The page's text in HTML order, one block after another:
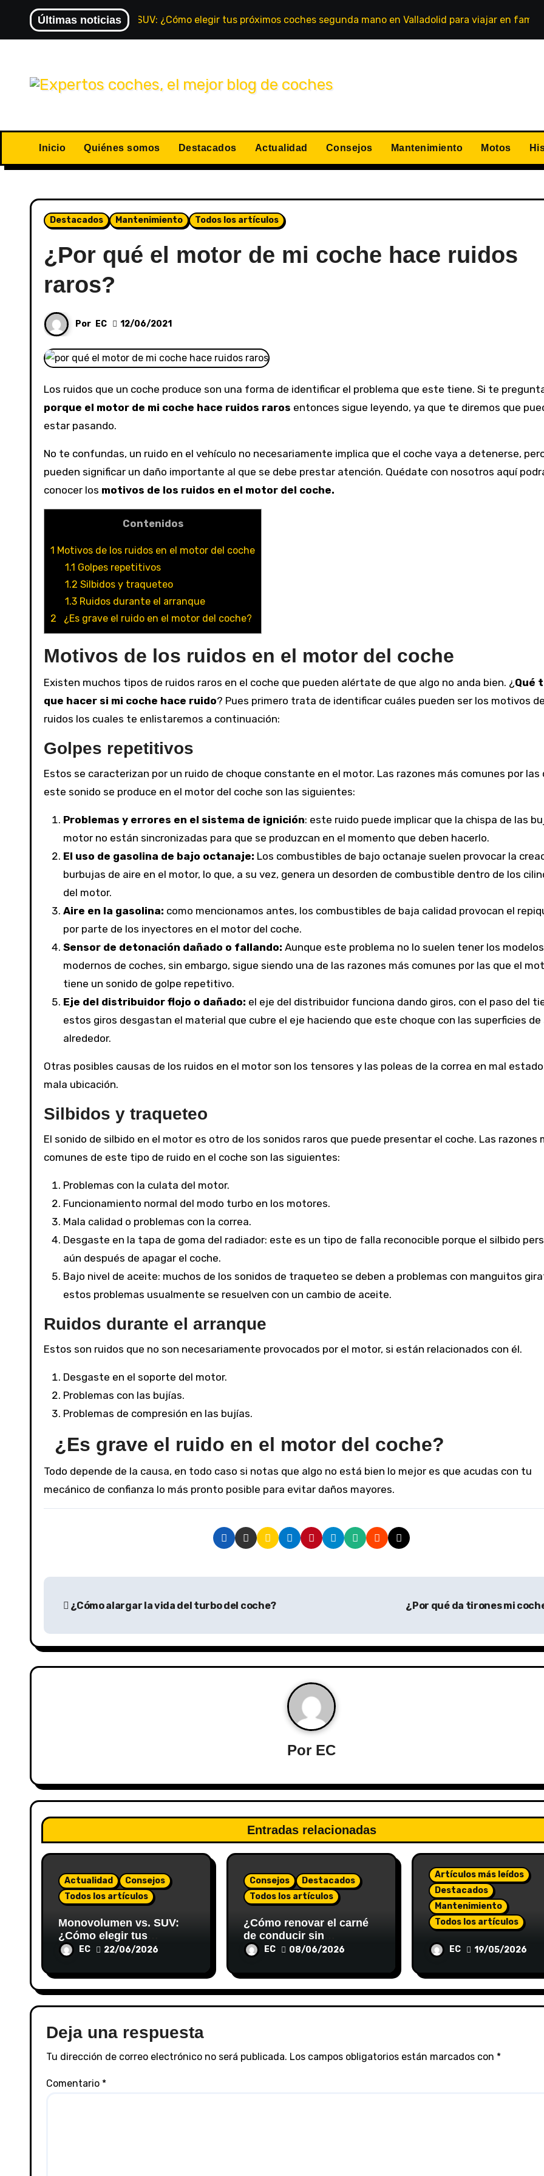
Últimas noticias
Monovolumen vs. SUV: ¿Cómo elegir tus próximos coches segunda mano en Valladolid para viajar en
Inicio Quiénes somos Destacados Actualidad Consejos Mantenimiento Motos
Destacados Mantenimiento Todos los artículos
¿Por qué el motor de mi coche hace ruidos
raros?
Por EC 12/06/2021
Los ruidos que un coche produce son una forma de identificar el problema que este tiene. Si te
porque el motor de mi coche hace ruidos raros entonces sigue leyendo, ya que te diremos que
estar pasando.
No te confundas, un ruido en el vehículo no necesariamente implica que el coche vaya a detenerse,
pueden significar un daño importante al que se debe prestar atención. Quédate con nosotros aquí
conocer los motivos de los ruidos en el motor del coche.
Contenidos
1 Motivos de los ruidos en el motor del coche
1.1 Golpes repetitivos
1.2 Silbidos y traqueteo
1.3 Ruidos durante el arranque
2 ¿Es grave el ruido en el motor del coche?
Motivos de los ruidos en el motor del coche
Existen muchos tipos de ruidos raros en el coche que pueden alértate de que algo no anda bien. ¿Qué
que hacer si mi coche hace ruido? Pues primero trata de identificar cuáles pueden ser los motivos
ruidos los cuales te enlistaremos a continuación:
Golpes repetitivos
Estos se caracterizan por un ruido de choque constante en el motor. Las razones más comunes por las
este sonido se produce en el motor del coche son las siguientes:
Problemas y errores en el sistema de ignición: este ruido puede implicar que la chispa de las
motor no están sincronizadas para que se produzcan en el momento que deben hacerlo.
El uso de gasolina de bajo octanaje: Los combustibles de bajo octanaje suelen provocar la
burbujas de aire en el motor, lo que, a su vez, genera un desorden de combustible dentro de los
del motor.
Aire en la gasolina: como mencionamos antes, los combustibles de baja calidad provocan el
por parte de los inyectores en el motor del coche.
Sensor de detonación dañado o fallando: Aunque este problema no lo suelen tener los
modernos de coches, sin embargo, sigue siendo una de las razones más comunes por las que el
tiene un sonido de golpe repetitivo.
Eje del distribuidor flojo o dañado: el eje del distribuidor funciona dando giros, con el paso del
estos giros desgastan el material que cubre el eje haciendo que este choque con las superficies de
alrededor.
Otras posibles causas de los ruidos en el motor son los tensores y las poleas de la correa en mal
mala ubicación.
Silbidos y traqueteo
El sonido de silbido en el motor es otro de los sonidos raros que puede presentar el coche. Las razones
comunes de este tipo de ruido en el coche son las siguientes:
Problemas con la culata del motor.
Funcionamiento normal del modo turbo en los motores.
Mala calidad o problemas con la correa.
Desgaste en la tapa de goma del radiador: este es un tipo de falla reconocible porque el silbido
aún después de apagar el coche.
Bajo nivel de aceite: muchos de los sonidos de traqueteo se deben a problemas con manguitos
estos problemas usualmente se resuelven con un cambio de aceite.
Ruidos durante el arranque
Estos son ruidos que no son necesariamente provocados por el motor, si están relacionados con él.
Desgaste en el soporte del motor.
Problemas con las bujías.
Problemas de compresión en las bujías.
¿Es grave el ruido en el motor del coche?
Todo depende de la causa, en todo caso si notas que algo no está bien lo mejor es que acudas con tu
mecánico de confianza lo más pronto posible para evitar daños mayores.
¿Cómo alargar la vida del turbo del coche? ¿Por qué da tirones mi
Por EC
Entradas relacionadas
Actualidad
Consejos
Todos los artículos
Monovolumen vs. SUV:
¿Cómo elegir tus
próximos coches
segunda mano en
Valladolid para viajar en
familia?
EC 22/06/2026
Consejos
Destacados
Todos los artículos
¿Cómo renovar el carné
de conducir sin
complicaciones gracias a
una gestoría?
EC 08/06/2026
Artículos más leídos
Destacados
Mantenimiento
Todos los artículos
Equipos y
de taller: guía
en motores,
sistemas de inyección
EC 19/05/2026
Deja una respuesta
Tu dirección de correo electrónico no será publicada. Los campos obligatorios están marcados con *
Comentario *